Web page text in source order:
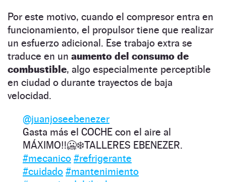
Por este motivo, cuando el compresor entra en
funcionamiento, el propulsor tiene que realizar
un esfuerzo adicional. Ese trabajo extra se
traduce en un aumento del consumo de
combustible, algo especialmente perceptible
en ciudad o durante trayectos de baja
velocidad.
@juanjoseebenezer
Gasta más el COCHE con el aire al
MÁXIMO‼️🥶❄️TALLERES EBENEZER.
#mecanico #refrigerante
#cuidado #mantenimiento